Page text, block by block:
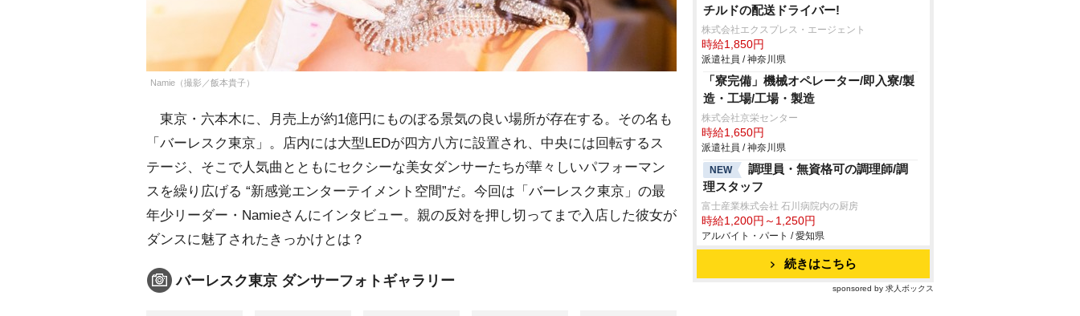
Namie（撮影／飯本貴子）
東京・六本木に、月売上が約1億円にものぼる景気の良い場所が存在する。その名も
「バーレスク東京」。店内には大型LEDが四方八方に設置され、中央には回転するス
テージ、そこで人気曲とともにセクシーな美女ダンサーたちが華々しいパフォーマン
スを繰り広げる “新感覚エンターテイメント空間”だ。今回は「バーレスク東京」の最
年少リーダー・Namieさんにインタビュー。親の反対を押し切ってまで入店した彼女が
ダンスに魅了されたきっかけとは？
バーレスク東京 ダンサーフォトギャラリー
チルドの配送ドライバー!
株式会社エクスプレス・エージェント
時給1,850円
派遣社員 / 神奈川県
「寮完備」機械オペレーター/即入寮/製
造・工場/工場・製造
株式会社京栄センター
時給1,650円
派遣社員 / 神奈川県
NEW
調理員・無資格可の調理師/調
理スタッフ
富士産業株式会社 石川病院内の厨房
時給1,200円～1,250円
アルバイト・パート / 愛知県
続きはこちら
sponsored by 求人ボックス